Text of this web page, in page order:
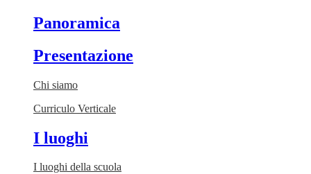
Panoramica
Presentazione
Chi siamo
Curriculo Verticale
I luoghi
I luoghi della scuola